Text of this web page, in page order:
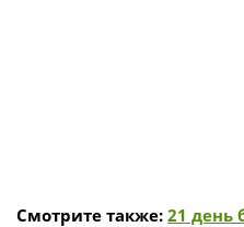
Смотрите также: 21 день